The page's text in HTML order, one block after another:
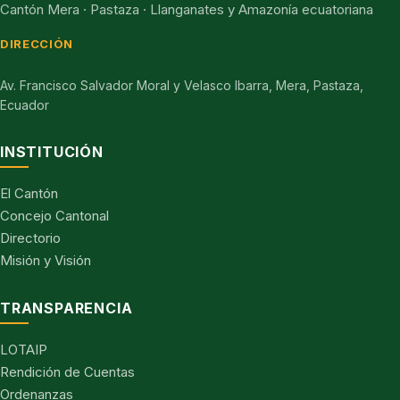
Cantón Mera · Pastaza · Llanganates y Amazonía ecuatoriana
DIRECCIÓN
Av. Francisco Salvador Moral y Velasco Ibarra, Mera, Pastaza,
Ecuador
INSTITUCIÓN
El Cantón
Concejo Cantonal
Directorio
Misión y Visión
TRANSPARENCIA
LOTAIP
Rendición de Cuentas
Ordenanzas